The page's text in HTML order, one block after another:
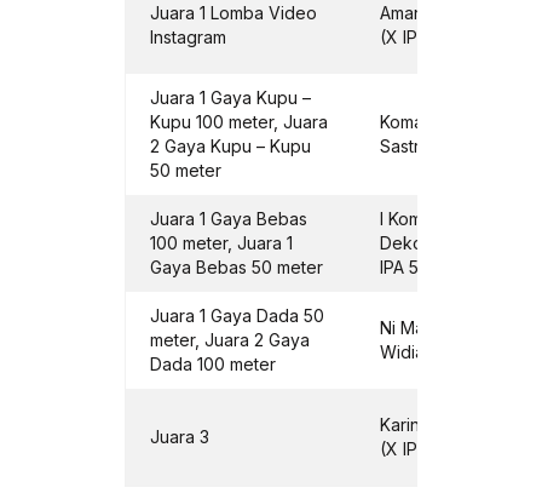
Juara 1 Lomba Video
Instagram
Amanda Kartika Putri
(X IPS 2)
Juara 1 Gaya Kupu –
Kupu 100 meter, Juara
2 Gaya Kupu – Kupu
50 meter
Komang Denmas
Sastra Wijaya (X
Juara 1 Gaya Bebas
100 meter, Juara 1
Gaya Bebas 50 meter
I Komang Gede Mas
Deko Tama Putra
IPA 5)
Juara 1 Gaya Dada 50
meter, Juara 2 Gaya
Dada 100 meter
Ni Made Ninik
Widian Sari (XII IPA
Juara 3
Karin Angelica
(X IPS 3)